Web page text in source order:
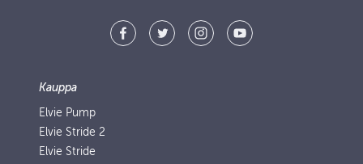
Kauppa
Elvie Pump
Elvie Stride 2
Elvie Stride